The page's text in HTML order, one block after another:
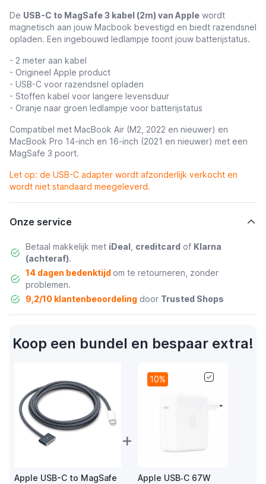
De USB-C to MagSafe 3 kabel (2m) van Apple wordt
magnetisch aan jouw Macbook bevestigd en biedt razendsnel
opladen. Een ingebouwd ledlampje toont jouw batterijstatus.
- 2 meter aan kabel
- Origineel Apple product
- USB-C voor razendsnel opladen
- Stoffen kabel voor langere levensduur
- Oranje naar groen ledlampje voor batterijstatus
Compatibel met MacBook Air (M2, 2022 en nieuwer) en
MacBook Pro 14-inch en 16-inch (2021 en nieuwer) met een
MagSafe 3 poort.
Let op: de USB-C adapter wordt afzonderlijk verkocht en
wordt niet standaard meegeleverd.
Onze service
Betaal makkelijk met iDeal creditcard of Klarna
(achteraf).
14 dagen bedenktijd om te retourneren, zonder
problemen.
9,2/10 klantenbeoordelingdoor Trusted Shops
Koop een bundel en bespaar extra!
Apple USB-C to MagSafe
+
10%
Apple USB‑C 67W